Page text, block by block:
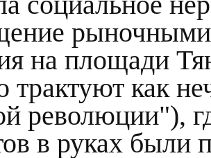
рыночными
на площади
трактуют как
революции"),
в руках были